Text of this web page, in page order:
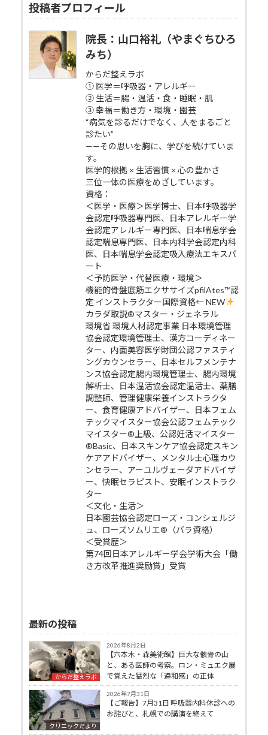
投稿者プロフィール
院長：山口裕礼（やまぐちひろ
みち）
からだ整えラボ
① 医学＝呼吸器・アレルギー
② 生活＝腸・温活・食・睡眠・肌
③ 幸福＝働き方・環境・園芸
“病気を診るだけでなく、人をまるごと
診たい”
——その思いを胸に、学びを続けていま
す。
医学的根拠 × 生活習慣 × 心の豊かさ
三位一体の医療をめざしています。
資格：
＜医学・医療＞医学博士、日本呼吸器学
会認定呼吸器専門医、日本アレルギー学
会認定アレルギー専門医、日本喘息学会
認定喘息専門医、日本内科学会認定内科
医、日本喘息学会認定吸入療法エキスパ
ート
＜予防医学・代替医療・環境＞
機能的骨盤底筋エクササイズpfilAtes™認
定 インストラクター国際資格← NEW
カラダ取説®マスター・ジェネラル
環境省 環境人材認定事業 日本環境管理
協会認定環境管理士、漢方コーディネー
ター、内面美容医学財団公認ファスティ
ングカウンセラー、日本セルフメンテナ
ンス協会認定腸内環境管理士、腸内環境
解析士、日本温活協会認定温活士、薬膳
調整師、管理健康栄養インストラクタ
ー、食育健康アドバイザー、日本フェム
テックマイスター協会公認フェムテック
マイスター®上級、公認妊活マイスター
®Basic、日本スキンケア協会認定スキン
ケアアドバイザー、メンタル士心理カウ
ンセラー、アーユルヴェーダアドバイザ
ー、快眠セラピスト、安眠インストラク
ター
＜文化・生活＞
日本園芸協会認定ローズ・コンシェルジ
ュ、ローズソムリエ®（バラ資格）
＜受賞歴＞
第74回日本アレルギー学会学術大会「働
き方改革推進奨励賞」受賞
最新の投稿
からだ整えラボ
2026年8月2日
【六本木・森美術館】巨大な骸骨の山
と、ある医師の考察。ロン・ミュエク展
で覚えた猛烈な「違和感」の正体
クリニックだより
2026年7月31日
【ご報告】7月31日 呼吸器内科休診への
お詫びと、札幌での講演を終えて